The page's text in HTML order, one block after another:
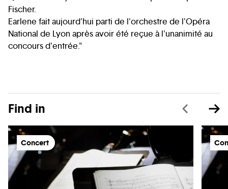
Fischer.
Earlene fait aujourd'hui parti de l'orchestre de l'Opéra
National de Lyon après avoir été reçue à l'unanimité au
concours d'entrée."
Find in
Concert